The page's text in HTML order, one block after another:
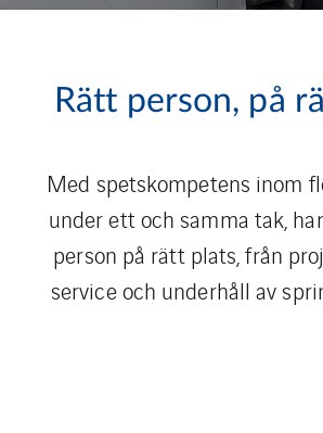
Rätt person, på
Med spetskompetens inom
under ett och samma tak,
person på rätt plats, från
service och underhåll av